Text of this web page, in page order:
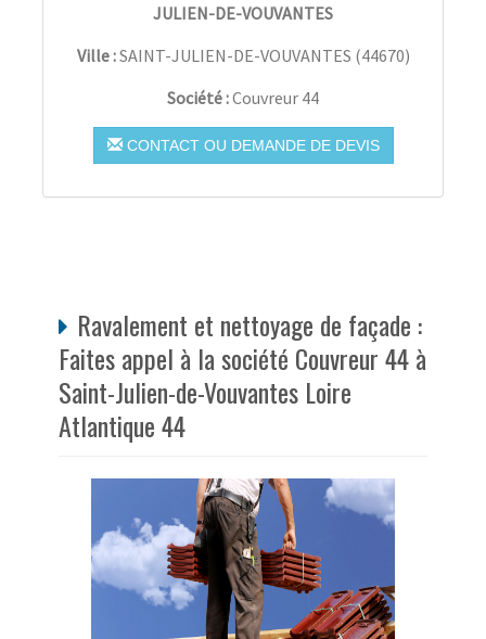
JULIEN-DE-VOUVANTES
Ville :SAINT-JULIEN-DE-VOUVANTES (44670)
Société :Couvreur 44
CONTACT OU DEMANDE DE DEVIS
Ravalement et nettoyage de façade :
Faites appel à la société Couvreur 44 à
Saint-Julien-de-Vouvantes Loire
Atlantique 44